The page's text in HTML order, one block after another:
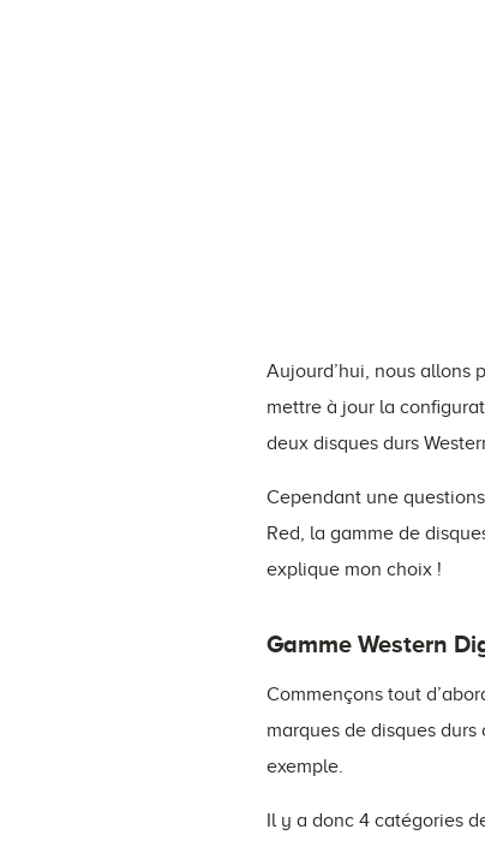
Aujourd’hui, nous allons
mettre à jour la
deux disques durs
Cependant une
Red, la gamme de
explique mon choix !
Gamme Western
Commençons tout
marques de disques
exemple.
Il y a donc 4 catégories